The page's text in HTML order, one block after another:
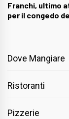
Franchi, ultimo
per il congedo
Dove Mangiare
Ristoranti
Pizzerie